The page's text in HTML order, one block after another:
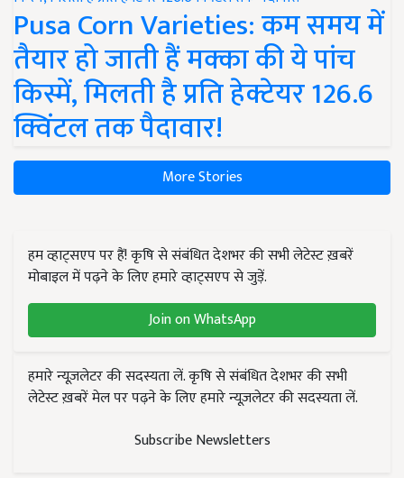
Pusa Corn Varieties: कम समय में
तैयार हो जाती हैं मक्का की ये पांच
किस्में, मिलती है प्रति हेक्टेयर 126.6
क्विंटल तक पैदावार!
More Stories
हम व्हाट्सएप पर हैं! कृषि से संबंधित देशभर की सभी लेटेस्ट ख़बरें
मोबाइल में पढ़ने के लिए हमारे व्हाट्सएप से जुड़ें.
Join on WhatsApp
हमारे न्यूज़लेटर की सदस्यता लें. कृषि से संबंधित देशभर की सभी
लेटेस्ट ख़बरें मेल पर पढ़ने के लिए हमारे न्यूज़लेटर की सदस्यता लें.
Subscribe Newsletters